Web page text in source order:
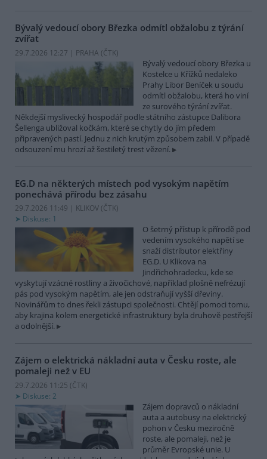
Bývalý vedoucí obory Březka odmítl obžalobu z týrání
zvířat
29.7.2026 12:27 | PRAHA (ČTK)
Bývalý vedoucí obory Březka u
Kostelce u Křížků nedaleko
Prahy Libor Beníček u soudu
odmítl obžalobu, která ho viní
ze surového týrání zvířat.
Někdejší myslivecký hospodář podle státního zástupce Dalibora
Šellenga ubližoval kočkám, které se chytly do jím předem
připravených pastí. Jednu z nich krutým způsobem zabil. V případě
odsouzení mu hrozí až šestiletý trest vězení.
EG.D na některých místech pod vysokým napětím
ponechává přírodu bez zásahu
29.7.2026 11:49 | KLIKOV (ČTK)
Diskuse: 1
O šetrný přístup k přírodě pod
vedením vysokého napětí se
snaží distributor elektřiny
EG.D. U Klikova na
Jindřichohradecku, kde se
vyskytují vzácné rostliny a živočichové, například plošně nefrézují
pás pod vysokým napětím, ale jen odstraňují vyšší dřeviny.
Novinářům to dnes řekli zástupci společnosti. Chtějí pomoci tomu,
aby krajina kolem energetické infrastruktury byla druhově pestřejší
a odolnější.
Zájem o elektrická nákladní auta v Česku roste, ale
pomaleji než v EU
29.7.2026 11:25 (ČTK)
Diskuse: 2
Zájem dopravců o nákladní
auta a autobusy na elektrický
pohon v Česku meziročně
roste, ale pomaleji, než je
průměr Evropské unie. U